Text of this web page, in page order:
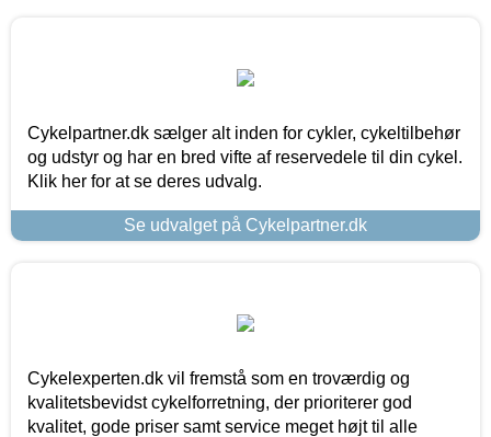
Cykelpartner.dk sælger alt inden for cykler, cykeltilbehør
og udstyr og har en bred vifte af reservedele til din cykel.
Klik her for at se deres udvalg.
Se udvalget på Cykelpartner.dk
Cykelexperten.dk vil fremstå som en troværdig og
kvalitetsbevidst cykelforretning, der prioriterer god
kvalitet, gode priser samt service meget højt til alle